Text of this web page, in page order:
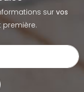
sur vos
première.